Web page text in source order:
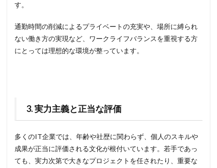
す。
通勤時間の削減によるプライベートの充実や、場所に縛られ
ない働き方の実現など、ワークライフバランスを重視する方
にとっては理想的な環境が整っています。
3. 実力主義と正当な評価
多くのIT企業では、年齢や社歴に関わらず、個人のスキルや
成果が正当に評価される文化が根付いています。若手であっ
ても、実力次第で大きなプロジェクトを任されたり、重要な